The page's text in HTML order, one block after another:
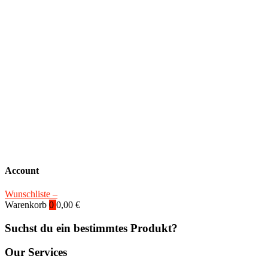
Account
Wunschliste –
Warenkorb 0 0,00 €
Suchst du ein bestimmtes Produkt?
Our Services